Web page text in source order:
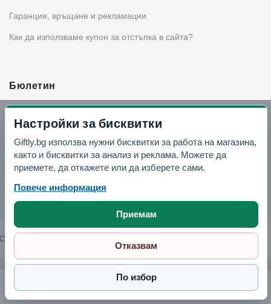
Домакинска кошница. 18 л.. бяла роза (12C2059)
5.88 € / 11.50 лв. Поръчай
Гаранция, връщане и рекламации
Как да използваме купон за отстъпка в сайта?
Бюлетин
Вземи -10% отстъпка в Telegram
Отвори Telegram
Copyright © 2026 GIFTLY.BG. All rights reserved.
Настройки за бисквитки
Giftly.bg използва нужни бисквитки за работа на магазина,
както и бисквитки за анализ и реклама. Можете да
приемете, да откажете или да изберете сами.
Повече информация
Приемам
Отказвам
По избор